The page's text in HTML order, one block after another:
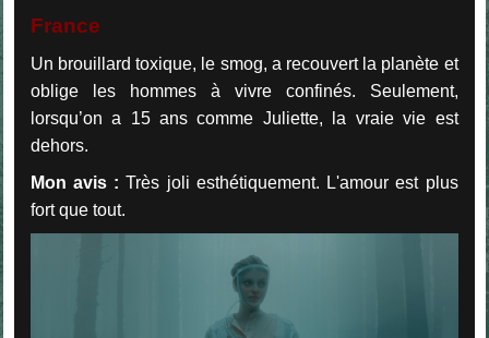
France
Un brouillard toxique, le smog, a recouvert la planète et
oblige les hommes à vivre confinés. Seulement,
lorsqu’on a 15 ans comme Juliette, la vraie vie est
dehors.
Mon avis : Très joli esthétiquement. L'amour est plus
fort que tout.